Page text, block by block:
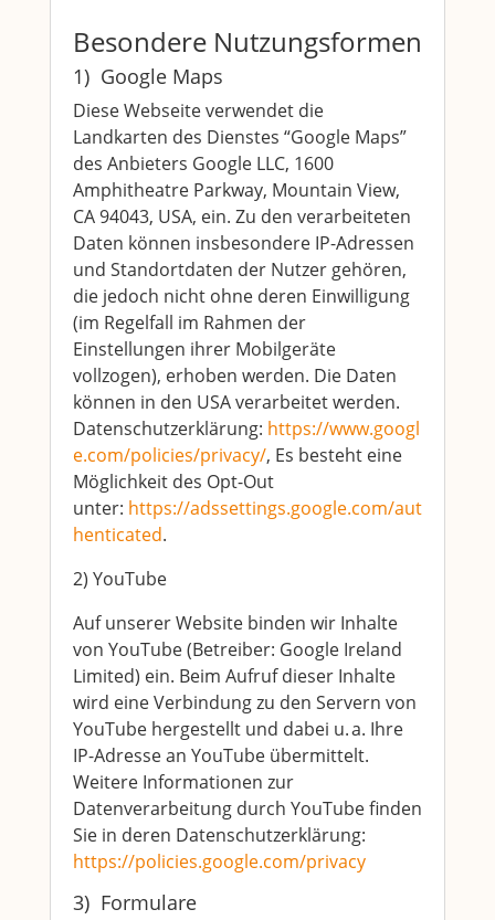
Besondere Nutzungsformen
1) Google Maps
Diese Webseite verwendet die
Landkarten des Dienstes “Google Maps”
des Anbieters Google LLC, 1600
Amphitheatre Parkway, Mountain View,
CA 94043, USA, ein. Zu den verarbeiteten
Daten können insbesondere IP-Adressen
und Standortdaten der Nutzer gehören,
die jedoch nicht ohne deren Einwilligung
(im Regelfall im Rahmen der
Einstellungen ihrer Mobilgeräte
vollzogen), erhoben werden. Die Daten
können in den USA verarbeitet werden.
Datenschutzerklärung: https://www.googl
e.com/policies/privacy/, Es besteht eine
Möglichkeit des Opt-Out
unter: https://adssettings.google.com/aut
henticated.
2) YouTube
Auf unserer Website binden wir Inhalte
von YouTube (Betreiber: Google Ireland
Limited) ein. Beim Aufruf dieser Inhalte
wird eine Verbindung zu den Servern von
YouTube hergestellt und dabei u. a. Ihre
IP-Adresse an YouTube übermittelt.
Weitere Informationen zur
Datenverarbeitung durch YouTube finden
Sie in deren Datenschutzerklärung:
https://policies.google.com/privacy
3) Formulare